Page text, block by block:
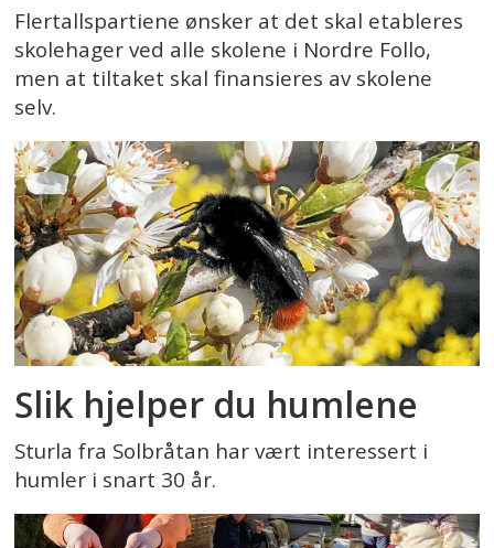
Flertallspartiene ønsker at det skal etableres
skolehager ved alle skolene i Nordre Follo,
men at tiltaket skal finansieres av skolene
selv.
Slik hjelper du humlene
Sturla fra Solbråtan har vært interessert i
humler i snart 30 år.